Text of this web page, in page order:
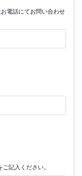
電話にてお問い合わせ
記入ください。